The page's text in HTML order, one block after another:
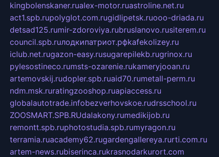
kingbolenskaner.rualex-motor.ruastroline.net.ru
act1.spb.rupolyglot.com.rugidlipetsk.ruooo-driada.ru
detsad125.rumir-zdoroviya.rubruslanovo.rusiterem.ru
council.spb.ruлодкипатриот.рфkafekolizey.ru
iclub.net.rugazon-easy.rusugarepilekb.rugrinox.ru
pylesostineco.rumsts-ozarenie.rukameryjooan.ru
artemovskij.rudopler.spb.ruaid70.rumetall-perm.ru
ndm.msk.ruratingzooshop.ruapiaccess.ru
globalautotrade.infobezverhovskoe.rudrsschool.ru
ZOOSMART.SPB.RUdalakony.rumedikijob.ru
remontt.spb.ruphotostudia.spb.rumyragon.ru
terramia.ruacademy62.rugardengallereya.rurti.com.ru
artem-news.rubiserinca.rukrasnodarkurort.com